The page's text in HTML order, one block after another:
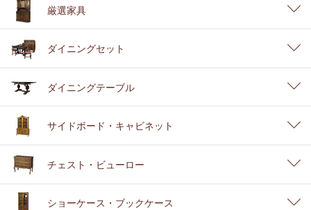
厳選家具
ダイニングセット
ダイニングテーブル
サイドボード・キャビネット
チェスト・ビューロー
ショーケース・ブックケース